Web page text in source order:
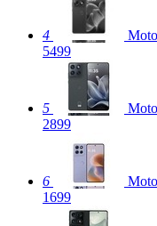
4
5499
5
2899
6
1699